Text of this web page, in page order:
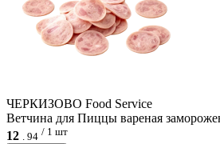
ЧЕРКИЗОВО Food Service
Ветчина для Пиццы вареная
12 . 94 / 1 шт